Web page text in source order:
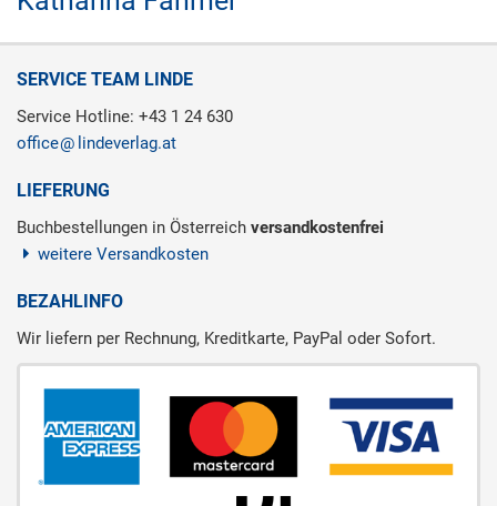
SERVICE TEAM LINDE
Service Hotline: +43 1 24 630
office
lindeverlag.at
LIEFERUNG
Buchbestellungen in Österreich versandkostenfrei
weitere Versandkosten
BEZAHLINFO
Wir liefern per Rechnung, Kreditkarte, PayPal oder Sofort.